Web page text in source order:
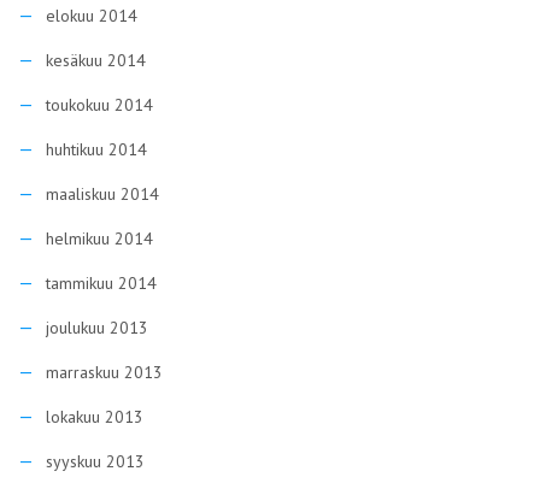
elokuu 2014
kesäkuu 2014
toukokuu 2014
huhtikuu 2014
maaliskuu 2014
helmikuu 2014
tammikuu 2014
joulukuu 2013
marraskuu 2013
lokakuu 2013
syyskuu 2013